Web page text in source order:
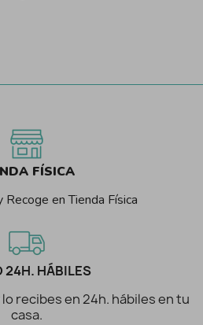
FÍSICA
Recoge en Tienda Física
24H. HÁBILES
recibes en 24h. hábiles en tu
casa.